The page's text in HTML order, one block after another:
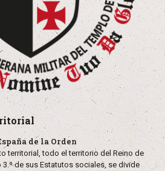
de la Orden
territorial, todo el territorio del Reino de
3.º de sus Estatutos sociales, se divide